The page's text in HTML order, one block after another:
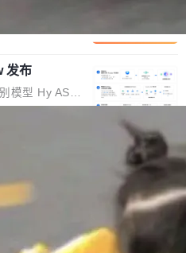
录遍历）仅能
及代码的语义
代码智能体在
仓理解"瓶
称" CodeBas
CodeA...
公司内部架构
据从A集群迁
他没有迁移
使用此前登录
被程序员圈
理员权限、无
升 4
系列之一，但
了。月之暗面
长上下文、M
，但 GPU 显
AI 团队
官方博客上发
，每 token
省的不仅是显
发布
模型 Hy ASR
模型 Hy3 的
正听懂。通过
的文字直接给
进为“理解语
ASR 3.0 previe